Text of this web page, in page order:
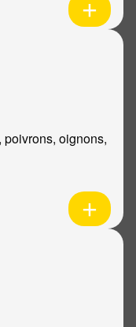
poivrons, oignons,